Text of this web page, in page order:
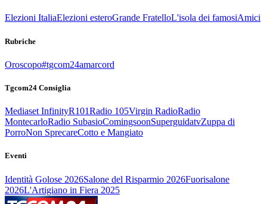
Elezioni ItaliaElezioni esteroGrande FratelloL'isola dei famosiAmici
Rubriche
Oroscopo#tgcom24amarcord
Tgcom24 Consiglia
Mediaset InfinityR101Radio 105Virgin RadioRadio
MontecarloRadio SubasioComingsoonSuperguidatvZuppa di
PorroNon SprecareCotto e Mangiato
Eventi
Identità Golose 2026Salone del Risparmio 2026Fuorisalone
2026L'Artigiano in Fiera 2025